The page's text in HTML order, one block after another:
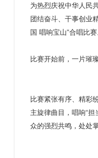
为热烈庆祝中华人民
团结奋斗、干事创业
国 唱响宝山”合唱比
比赛开始前，一片璀
比赛紧张有序、精彩
主旋律曲目，唱响“
众的强烈共鸣，处处